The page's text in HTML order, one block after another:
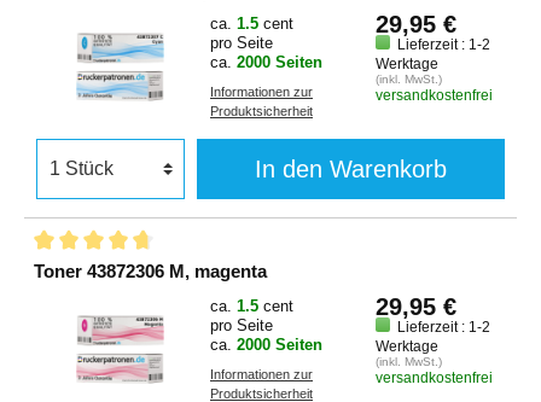
ca. 1.5 cent
pro Seite
ca. 2000 Seiten
Informationen zur
Produktsicherheit
29,95 €
Lieferzeit : 1-2
Werktage
(inkl. MwSt.)
versandkostenfrei
In den Warenkorb
Toner 43872306 M, magenta
ca. 1.5 cent
pro Seite
ca. 2000 Seiten
Informationen zur
Produktsicherheit
29,95 €
Lieferzeit : 1-2
Werktage
(inkl. MwSt.)
versandkostenfrei